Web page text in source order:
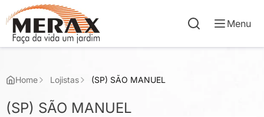
Menu
Home Lojistas (SP) SÃO MANUEL
(SP) SÃO MANUEL